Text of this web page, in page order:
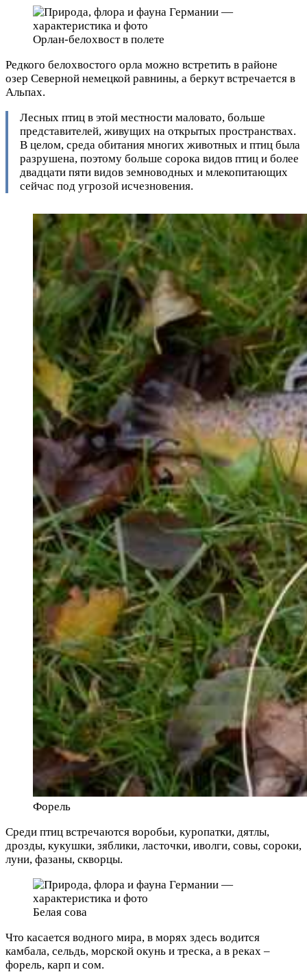
Орлан-белохвост в полете
Редкого белохвостого орла можно встретить в районе
озер Северной немецкой равнины, а беркут встречается в
Альпах.
Лесных птиц в этой местности маловато, больше
представителей, живущих на открытых пространствах.
В целом, среда обитания многих животных и птиц была
разрушена, поэтому больше сорока видов птиц и более
двадцати пяти видов земноводных и млекопитающих
сейчас под угрозой исчезновения.
Форель
Среди птиц встречаются воробьи, куропатки, дятлы,
дрозды, кукушки, зяблики, ласточки, иволги, совы, сороки,
луни, фазаны, скворцы.
Белая сова
Что касается водного мира, в морях здесь водится
камбала, сельдь, морской окунь и треска, а в реках –
форель, карп и сом.